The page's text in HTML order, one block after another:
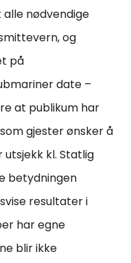
alle nødvendige
og
på
date –
at publikum har
gjester ønsker å
kl. Statlig
betydningen
resultater i
har egne
blir ikke